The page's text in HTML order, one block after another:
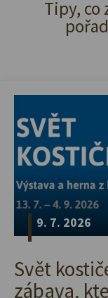
Tipy, co
9. 7. 2026
Svět
zábava,